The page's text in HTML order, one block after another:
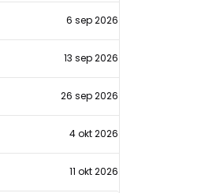
6 sep 2026
13 sep 2026
26 sep 2026
4 okt 2026
11 okt 2026